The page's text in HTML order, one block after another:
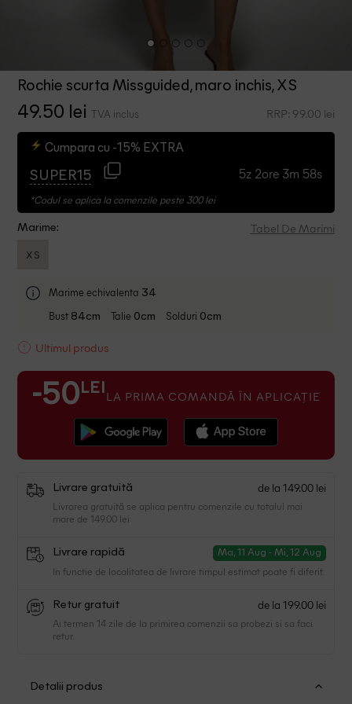
Rochie scurta Missguided, maro inchis, XS
49.50 lei TVA inclus RRP: 99.00 lei
Cumpara cu -15% EXTRA
SUPER15 5z 2ore 3m 57s
*Codul se aplica la comenzile peste 300 lei
Marime: Tabel De Marimi
XS
Marime echivalenta 34
Bust 84cm Talie 0cm Solduri 0cm
Ultimul produs
-50 LEI LA PRIMA COMANDĂ ÎN APLICAȚIE
Livrare gratuită de la 149.00 lei
Livrarea gratuită se aplica pentru comenzile cu totalul mai
mare de 149.00 lei
Livrare rapidă Ma, 11 Aug - Mi, 12 Aug
In functie de localitatea de livrare timpul estimat poate fi diferit.
Retur gratuit de la 199.00 lei
Ai termen 14 zile de la primirea comenzii sa probezi si sa faci
retur.
Detalii produs